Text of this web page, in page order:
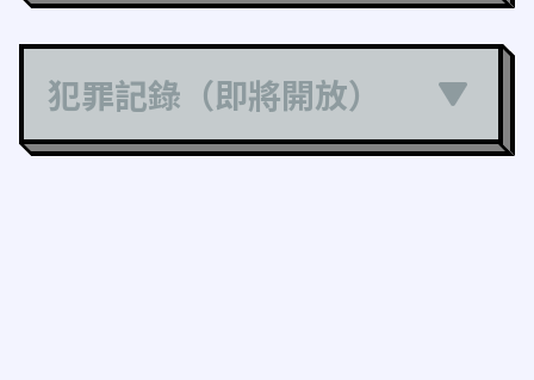
犯罪記錄（即將開放）